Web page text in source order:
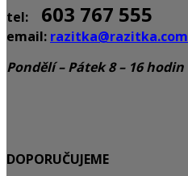
tel: 603 767 555
email: razitka@razitka.com
Pondělí – Pátek 8 – 16 hodin
DOPORUČUJEME